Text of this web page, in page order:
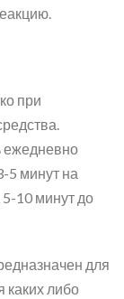
при
ежедневно
5 минут на
10 минут до
для
каких либо